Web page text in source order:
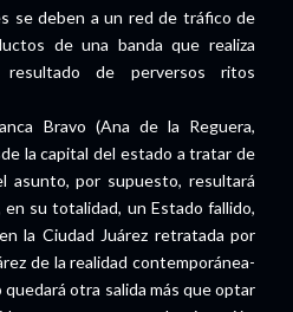
se deben a un red de tráfico de
de una banda que realiza
de perversos ritos
Bravo (Ana de la Reguera,
la capital del estado a tratar de
asunto, por supuesto, resultará
en su totalidad, un Estado fallido,
la Ciudad Juárez retratada por
de la realidad contemporánea-
quedará otra salida más que optar